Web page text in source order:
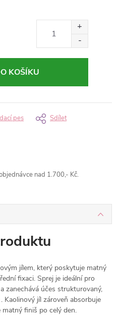
KOŠÍKU
pes Sdílet
nad 1.700,- Kč.
jílem, který poskytuje matný
fixaci. Sprej je ideální pro
zanechává účes strukturovaný,
Kaolinový jíl zároveň absorbuje
finiš po celý den.